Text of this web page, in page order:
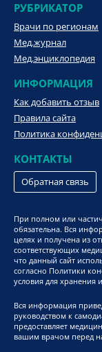
РУБРИКАТОР
Врачи по регионам
Мед.журнал
Мед.энциклопедия
ИНФОРМАЦИЯ
Как добавить отзыв
Правила сайта
Политика
КОНТАКТЫ
Обратная связь
При полном или
обязательна. Вся
целях и получена из
соответствующих
что данный сайт
согласно Политики
условия для хранения
Вся информация
руководством к
предоставляет
вашим врачом перед